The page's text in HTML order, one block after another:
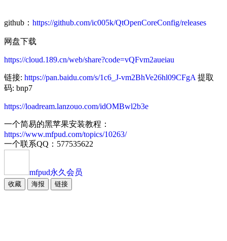
github： https://github.com/ic005k/QtOpenCoreConfig/releases
网盘下载
https://cloud.189.cn/web/share?code=vQFvm2aueiau
链接: https://pan.baidu.com/s/1c6_J-vm2BhVe26hl09CFgA 提取
码: bnp7
https://loadream.lanzouo.com/idOMBwl2b3e
一个简易的黑苹果安装教程：
https://www.mfpud.com/topics/10263/
一个联系QQ：577535622
mfpud永久会员
收藏 海报 链接